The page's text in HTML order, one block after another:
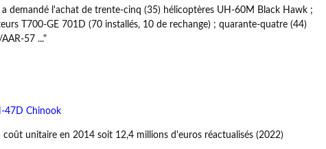
a demandé l'achat de trente-cinq (35) hélicoptères UH-60M Black Hawk ;
T700-GE 701D (70 installés, 10 de rechange) ; quarante-quatre (44)
57 ..."
47D Chinook
coût unitaire en 2014 soit 12,4 millions d'euros réactualisés (2022)